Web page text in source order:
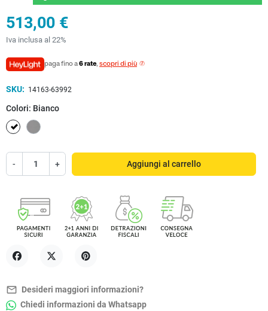
513,00 €
Iva inclusa al 22%
paga fino a6 rate, scopri di più
SKU: 14163-63992
Colori: Bianco
BiancoCromo
- + Aggiungi al carrello
mail_outline Desideri maggiori informazioni?
Chiedi informazioni da Whatsapp